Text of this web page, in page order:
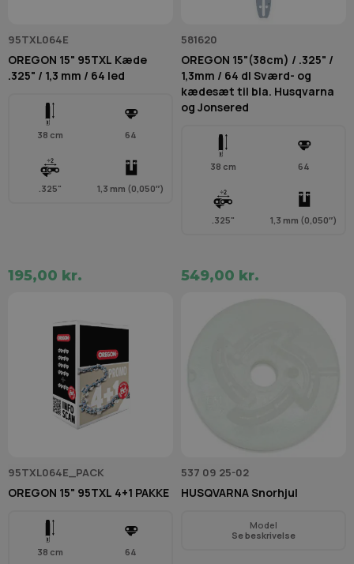
95TXL064E
OREGON 15" 95TXL Kæde
.325" / 1,3 mm / 64 led
38 cm 64
.325" 1,3 mm (0,050″)
195,00 kr.
581620
OREGON 15"(38cm) / .325" /
1,3mm / 64 dl Sværd- og
kædesæt til bla. Husqvarna
og Jonsered
38 cm 64
.325" 1,3 mm (0,050″)
549,00 kr.
95TXL064E_PACK
OREGON 15" 95TXL 4+1 PAKKE
38 cm 64
537 09 25-02
HUSQVARNA Snorhjul
Model
Se beskrivelse